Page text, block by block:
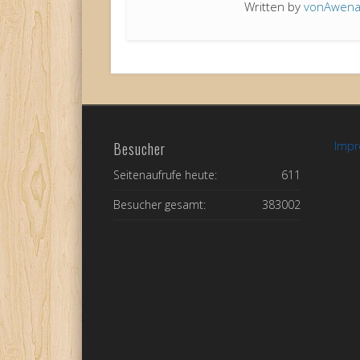
Written by
Besucher
611
Seitenaufrufe heute:
383002
Besucher gesamt: